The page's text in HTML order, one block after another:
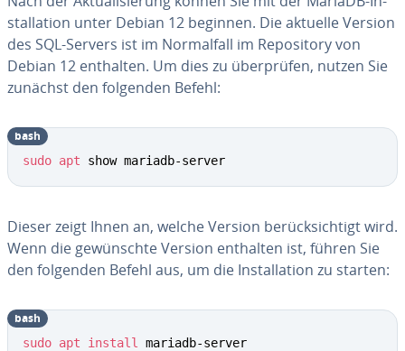
stal­la­ti­on unter Debian 12 beginnen. Die aktuelle Version
des SQL-Servers ist im Nor­mal­fall im Re­po­si­to­ry von
Debian 12 enthalten. Um dies zu über­prü­fen, nutzen Sie
zunächst den folgenden Befehl:
sudo apt show mariadb-server
bash
Dieser zeigt Ihnen an, welche Version be­rück­sich­tigt wird.
Wenn die ge­wünsch­te Version enthalten ist, führen Sie
den folgenden Befehl aus, um die In­stal­la­ti­on zu starten:
sudo apt install mariadb-server
bash